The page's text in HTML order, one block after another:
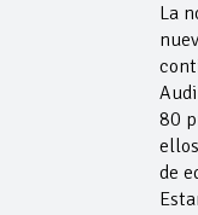
La
80
de